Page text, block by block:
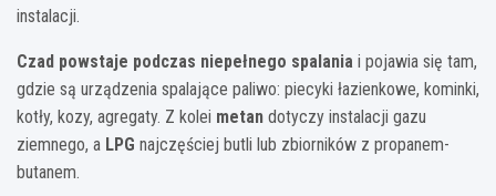
instalacji.
Czad powstaje podczas niepełnego spalania i pojawia się tam,
gdzie są urządzenia spalające paliwo: piecyki łazienkowe, kominki,
kotły, kozy, agregaty. Z kolei metan dotyczy instalacji gazu
ziemnego, a LPG najczęściej butli lub zbiorników z propanem-
butanem.